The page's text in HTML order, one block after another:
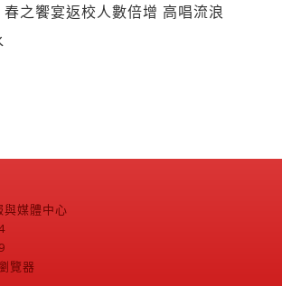
春之饗宴返校人數倍增 高唱流浪
與媒體中心
覽器